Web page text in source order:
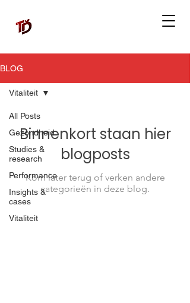
BLOG
All Posts
Gezondheid
Studies &
research
Performance
Insights &
cases
Vitaliteit
Vitaliteit
Binnenkort staan hier
blogposts
Kom later terug of verken andere
categorieën in deze blog.